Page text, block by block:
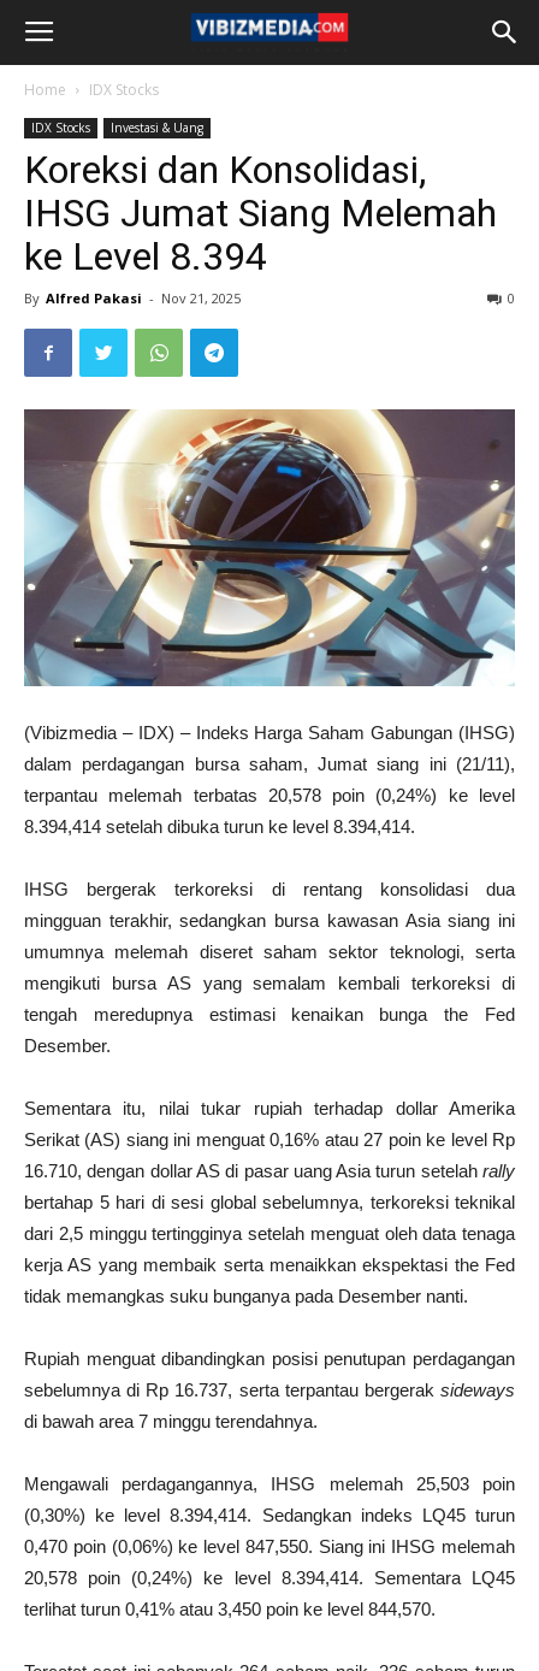
Home IDX Stocks
IDX Stocks Investasi & Uang
Koreksi dan Konsolidasi,
IHSG Jumat Siang Melemah
ke Level 8.394
By Alfred Pakasi - Nov 21, 2025 0
(Vibizmedia – IDX) – Indeks Harga Saham Gabungan (IHSG)
dalam perdagangan bursa saham, Jumat siang ini (21/11),
terpantau melemah terbatas 20,578 poin (0,24%) ke level
8.394,414 setelah dibuka turun ke level 8.394,414.
IHSG bergerak terkoreksi di rentang konsolidasi dua
mingguan terakhir, sedangkan bursa kawasan Asia siang ini
umumnya melemah diseret saham sektor teknologi, serta
mengikuti bursa AS yang semalam kembali terkoreksi di
tengah meredupnya estimasi kenaikan bunga the Fed
Desember.
Sementara itu, nilai tukar rupiah terhadap dollar Amerika
Serikat (AS) siang ini menguat 0,16% atau 27 poin ke level Rp
16.710, dengan dollar AS di pasar uang Asia turun setelah rally
bertahap 5 hari di sesi global sebelumnya, terkoreksi teknikal
dari 2,5 minggu tertingginya setelah menguat oleh data tenaga
kerja AS yang membaik serta menaikkan ekspektasi the Fed
tidak memangkas suku bunganya pada Desember nanti.
Rupiah menguat dibandingkan posisi penutupan perdagangan
sebelumnya di Rp 16.737, serta terpantau bergerak sideways
di bawah area 7 minggu terendahnya.
Mengawali perdagangannya, IHSG melemah 25,503 poin
(0,30%) ke level 8.394,414. Sedangkan indeks LQ45 turun
0,470 poin (0,06%) ke level 847,550. Siang ini IHSG melemah
20,578 poin (0,24%) ke level 8.394,414. Sementara LQ45
terlihat turun 0,41% atau 3,450 poin ke level 844,570.